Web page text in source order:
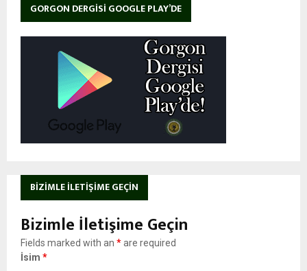
GORGON DERGISI GOOGLE PLAY’DE
BIZIMLE İLETIŞIME GEÇIN
Bizimle İletişime Geçin
Fields marked with an *are required
İsim *